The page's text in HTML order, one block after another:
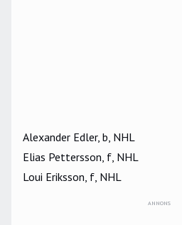
Alexander Edler, b, NHL
Elias Pettersson, f, NHL
Loui Eriksson, f, NHL
ANNONS